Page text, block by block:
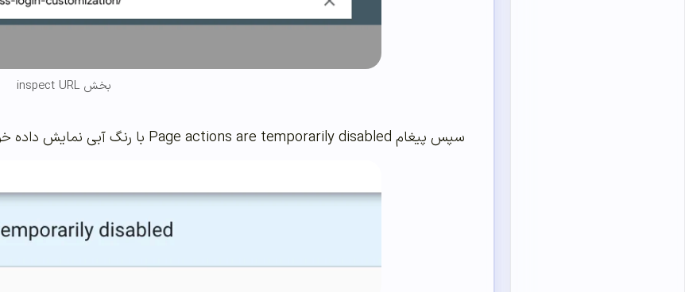
بخش inspect URL
سپس پیغام Page actions are temporarily disabled با رنگ آبی نمایش داده خواهد شد.